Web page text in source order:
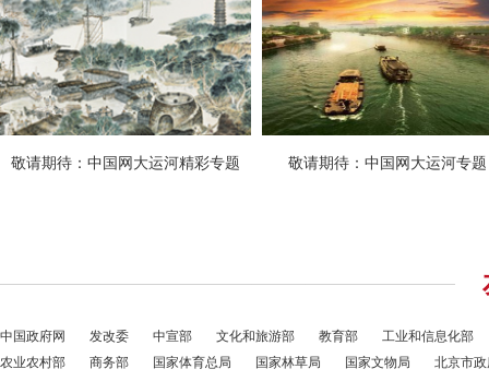
中国政府网 发改委 中宣部 文化和旅游部 教育部
工业和信息化部
农业农村部
商务部 国家体育总局 国家林草局 国家文物局 北京市